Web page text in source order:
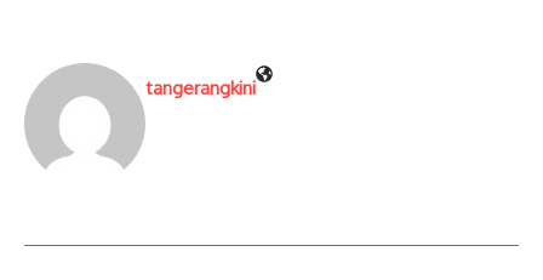
tangerangkini